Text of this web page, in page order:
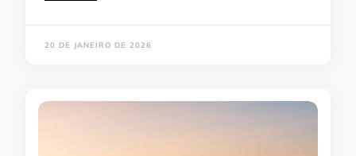
20 DE JANEIRO DE 2026